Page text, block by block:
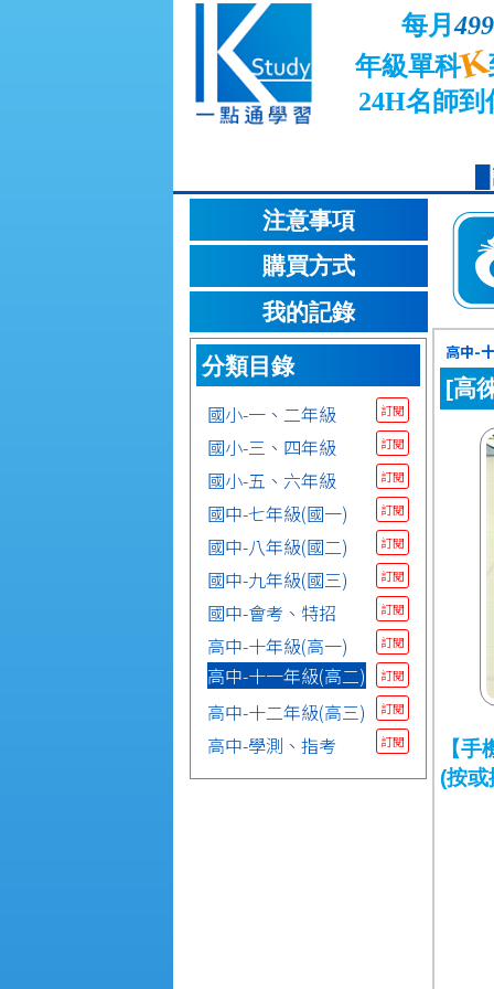
每月499
年級單科K
24H名師到
注意事項
購買方式
我的記錄
分類目錄
國小-一、二年級
訂閱
國小-三、四年級 訂閱
國小-五、六年級 訂閱
國中-七年級(國一) 訂閱
國中-八年級(國二) 訂閱
國中-九年級(國三) 訂閱
國中-會考、特招 訂閱
高中-十年級(高一) 訂閱
高中-十一年級(高二) 訂閱
高中-十二年級(高三) 訂閱
高中-學測、指考 訂閱
高中-
[高
【
(按